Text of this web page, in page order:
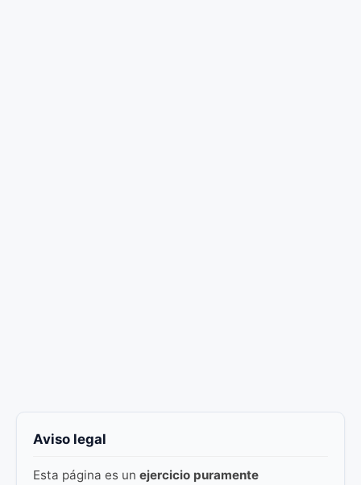
Aviso legal
Esta página es un ejercicio puramente